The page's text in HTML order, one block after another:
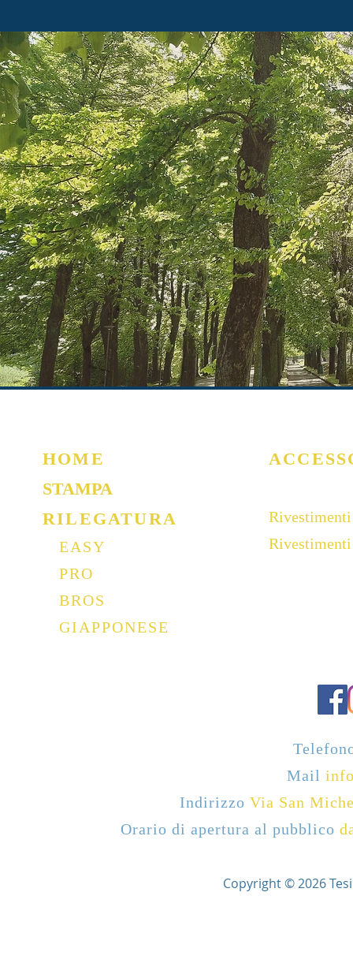
Stampa e
HOME
STAMPA
RILEGATURA
EASY
PRO
BROS
GIAPPONESE
Mail
Indirizzo Via San
Orario di apertura al pubblico
Copyright © 2026